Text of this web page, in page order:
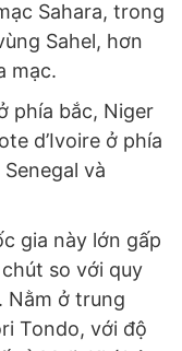
Sahara, trong
Sahel, hơn
mạc.
phía bắc, Niger
d’Ivoire ở phía
và
gia này lớn gấp
so với quy
Nằm ở trung
Tondo, với độ